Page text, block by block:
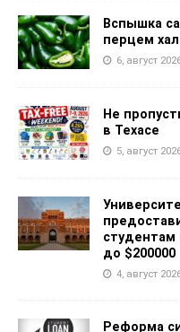
Вспышка
перцем
6, август
Не
в Техасе
5, август
до $200000
4, август
Реформа